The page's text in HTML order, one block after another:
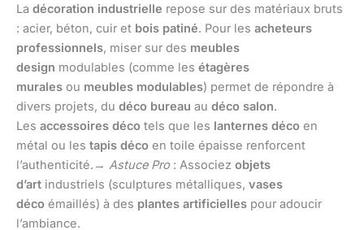
La décoration industrielle repose sur des matériaux bruts
: acier, béton, cuir et bois patiné. Pour les acheteurs
professionnels, miser sur des meubles
design modulables (comme les étagères
murales ou meubles modulables) permet de répondre à
divers projets, du déco bureau au déco salon.
Les accessoires déco tels que les lanternes déco en
métal ou les tapis déco en toile épaisse renforcent
l’authenticité.→ Astuce Pro : Associez objets
d’art industriels (sculptures métalliques, vases
déco émaillés) à des plantes artificielles pour adoucir
l’ambiance.